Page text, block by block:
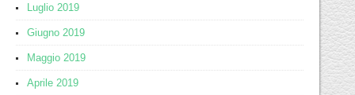
Luglio 2019
Giugno 2019
Maggio 2019
Aprile 2019